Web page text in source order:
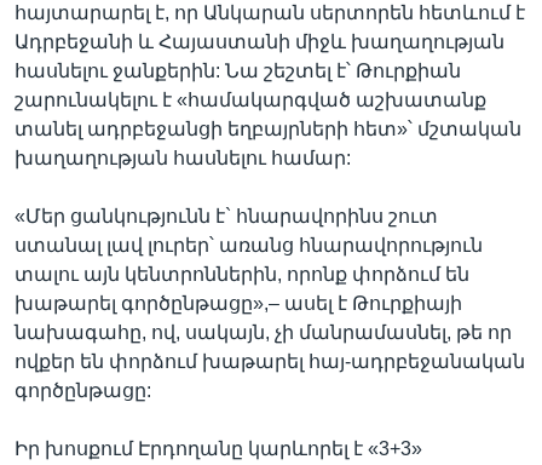
հայտարարել է, որ Անկարան սերտորեն հետևում է
Ադրբեջանի և Հայաստանի միջև խաղաղության
հասնելու ջանքերին: Նա շեշտել է՝ Թուրքիան
շարունակելու է «համակարգված աշխատանք
տանել ադրբեջանցի եղբայրների հետ»՝ մշտական
խաղաղության հասնելու համար:
«Մեր ցանկությունն է` հնարավորինս շուտ
ստանալ լավ լուրեր՝ առանց հնարավորություն
տալու այն կենտրոններին, որոնք փորձում են
խաթարել գործընթացը»,– ասել է Թուրքիայի
նախագահը, ով, սակայն, չի մանրամասնել, թե որ
ովքեր են փորձում խաթարել հայ-ադրբեջանական
գործընթացը:
Իր խոսքում Էրդողանը կարևորել է «3+3»